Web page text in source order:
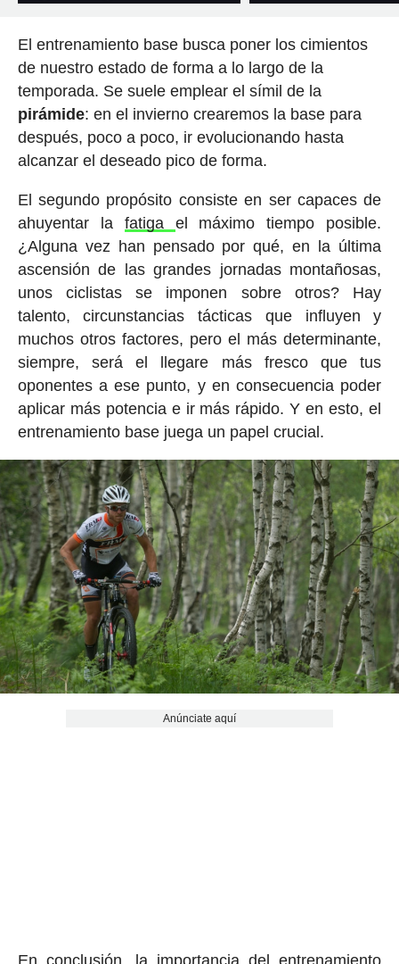
El entrenamiento base busca poner los cimientos
de nuestro estado de forma a lo largo de la
temporada. Se suele emplear el símil de la
pirámide: en el invierno crearemos la base para
después, poco a poco, ir evolucionando hasta
alcanzar el deseado pico de forma.
El segundo propósito consiste en ser capaces de
ahuyentar la fatiga el máximo tiempo posible.
¿Alguna vez han pensado por qué, en la última
ascensión de las grandes jornadas montañosas,
unos ciclistas se imponen sobre otros? Hay
talento, circunstancias tácticas que influyen y
muchos otros factores, pero el más determinante,
siempre, será el llegare más fresco que tus
oponentes a ese punto, y en consecuencia poder
aplicar más potencia e ir más rápido. Y en esto, el
entrenamiento base juega un papel crucial.
Anúnciate aquí
En conclusión, la importancia del entrenamiento